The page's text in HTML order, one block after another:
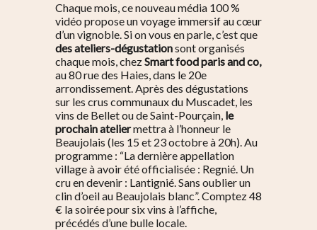
Chaque mois, ce nouveau média 100 %
vidéo propose un voyage immersif au cœur
d’un vignoble. Si on vous en parle, c’est que
des ateliers-dégustationsont organisés
chaque mois, chezSmart food paris and co,
au 80 rue des Haies, dans le 20e
arrondissement. Après des dégustations
sur les crus communaux du Muscadet, les
vins de Bellet ou de Saint-Pourçain, le
prochain ateliermettra à l’honneur le
Beaujolais (les 15 et 23 octobre à 20h). Au
programme : “La dernière appellation
village à avoir été officialisée : Regnié. Un
cru en devenir : Lantignié. Sans oublier un
clin d’oeil au Beaujolais blanc”. Comptez 48
€ la soirée pour six vins à l’affiche,
précédés d’une bulle locale.